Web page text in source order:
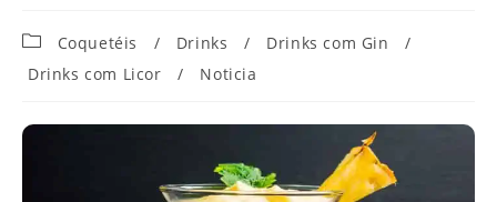
Categoria
post:
Coquetéis / Drinks / Drinks com Gin
/
Drinks com Licor
/ Noticia